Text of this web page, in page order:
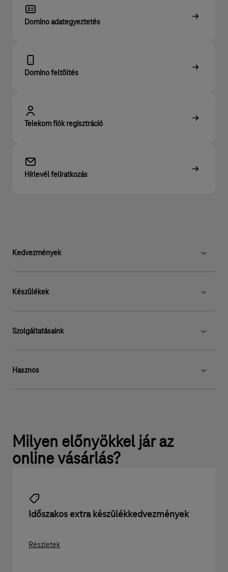
Domino adategyeztetés
Domino feltöltés
Telekom fiók regisztráció
Hírlevél feliratkozás
Kedvezmények
Készülékek
Szolgáltatásaink
Hasznos
Milyen előnyökkel jár az
online vásárlás?
Időszakos extra készülék­kedvez­mények
Részletek